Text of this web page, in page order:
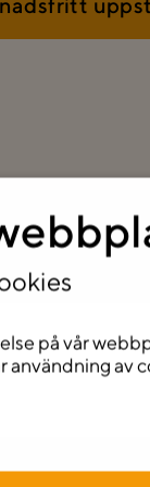
på vår
användning av